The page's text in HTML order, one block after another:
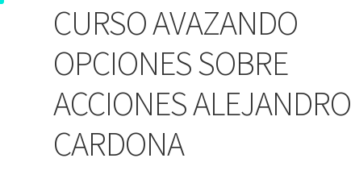
CURSO AVAZANDO
OPCIONES SOBRE
ACCIONES ALEJANDRO
CARDONA